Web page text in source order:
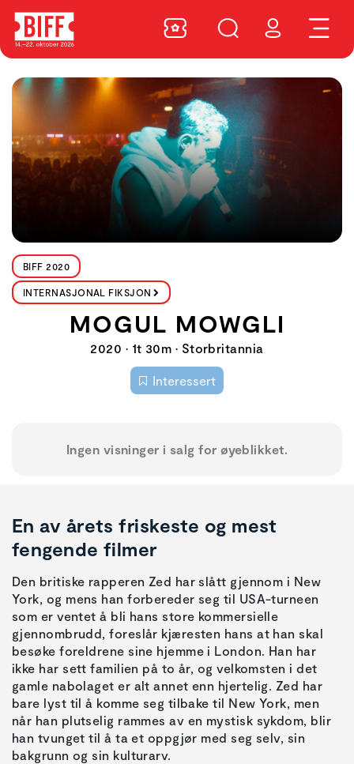
BIFF 2020
INTERNASJONAL FIKSJON
MOGUL MOWGLI
2020 • 1t 30m • Storbritannia
Interessert
Ingen visninger i salg for øyeblikket.
En av årets friskeste og mest
fengende filmer
Den britiske rapperen Zed har slått gjennom i New
York, og mens han forbereder seg til USA-turneen
som er ventet å bli hans store kommersielle
gjennombrudd, foreslår kjæresten hans at han skal
besøke foreldrene sine hjemme i London. Han har
ikke har sett familien på to år, og velkomsten i det
gamle nabolaget er alt annet enn hjertelig. Zed har
bare lyst til å komme seg tilbake til New York, men
når han plutselig rammes av en mystisk sykdom, blir
han tvunget til å ta et oppgjør med seg selv, sin
bakgrunn og sin kulturarv.